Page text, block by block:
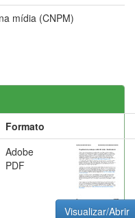
mídia (CNPM)
Formato
Adobe
PDF
Visualizar/Abrir